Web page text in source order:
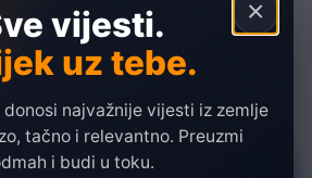
×
vijesti.
uz tebe.
najvažnije vijesti iz zemlje
tačno i relevantno. Preuzmi
i budi u toku.